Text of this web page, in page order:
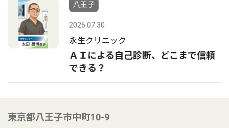
八王子
2026.07.30
永生クリニック
ＡＩによる自己診断、どこまで信頼
できる？
東京都八王子市中町10-9